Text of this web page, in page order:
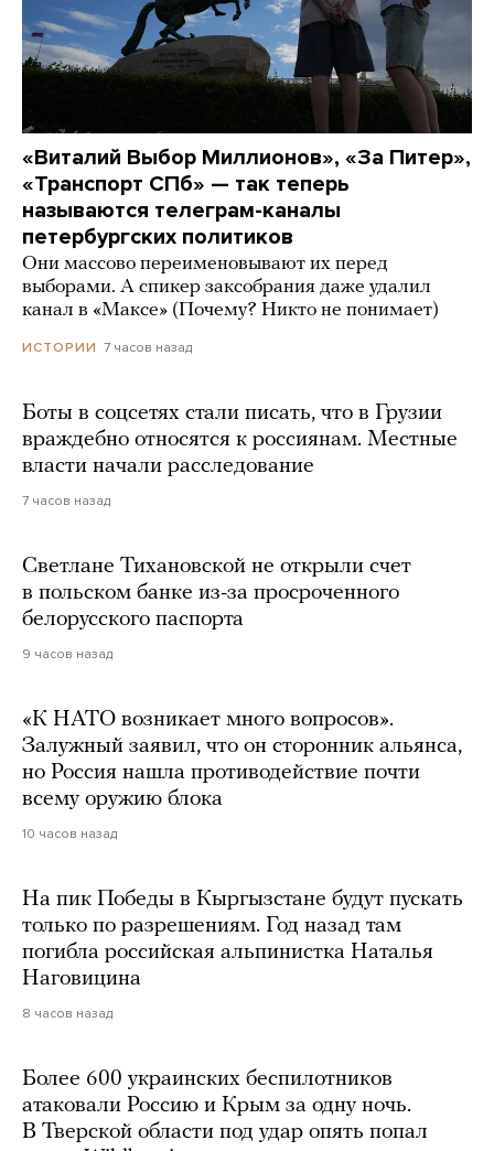
«Виталий Выбор Миллионов», «За Питер»,
«Транспорт СПб» — так теперь
называются телеграм-каналы
петербургских политиков
Они массово переименовывают их перед
выборами. А спикер заксобрания даже удалил
канал в «Максе» (Почему? Никто не понимает)
ИСТОРИИ 7 часов назад
Боты в соцсетях стали писать, что в Грузии
враждебно относятся к россиянам. Местные
власти начали расследование
7 часов назад
Светлане Тихановской не открыли счет
в польском банке из-за просроченного
белорусского паспорта
9 часов назад
«К НАТО возникает много вопросов».
Залужный заявил, что он сторонник альянса,
но Россия нашла противодействие почти
всему оружию блока
10 часов назад
На пик Победы в Кыргызстане будут пускать
только по разрешениям. Год назад там
погибла российская альпинистка Наталья
Наговицина
8 часов назад
Более 600 украинских беспилотников
атаковали Россию и Крым за одну ночь.
В Тверской области под удар опять попал